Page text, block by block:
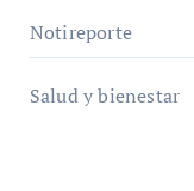
Notireporte
Salud y bienestar